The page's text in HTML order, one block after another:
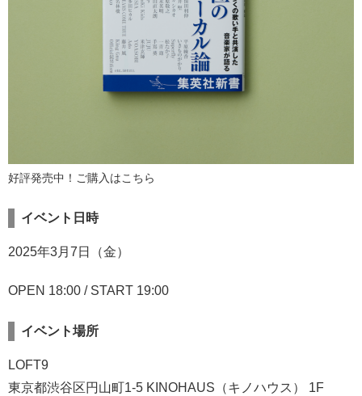
好評発売中！ご購入はこちら
イベント日時
2025年3月7日（金）
OPEN 18:00 / START 19:00
イベント場所
LOFT9
東京都渋谷区円山町1-5 KINOHAUS（キノハウス） 1F